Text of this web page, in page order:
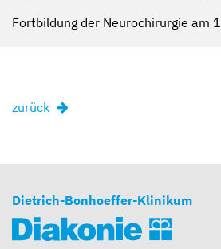
Fortbildung der Neurochirurgie am
zurück
Dietrich-Bonhoeffer-Klinikum